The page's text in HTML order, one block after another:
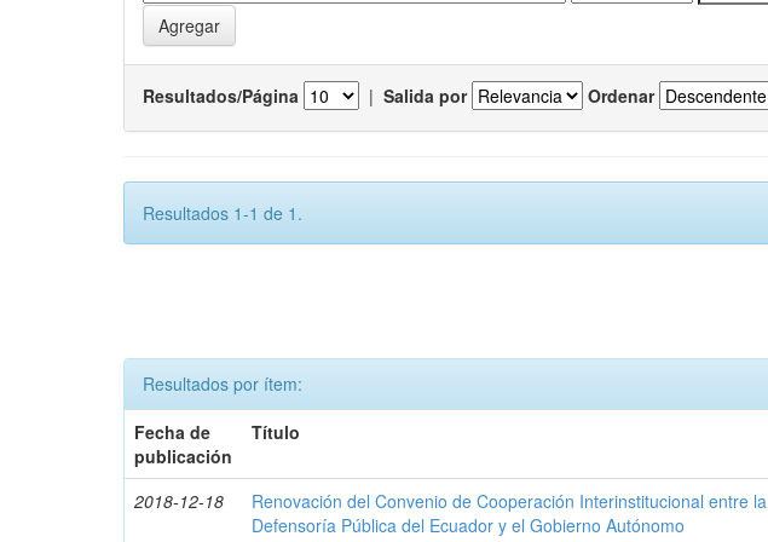
Resultados/Página | Salida por Ordenar
Resultados 1-1 de 1.
Resultados por ítem:
Fecha de
publicación
Título
2018-12-18
Renovación del Convenio de Cooperación Interinstitucional entre la
Defensoría Pública del Ecuador y el Gobierno Autónomo